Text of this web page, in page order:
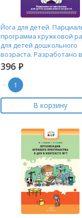
Йога для детей.
программа кружковой
для детей дошкольного
возраста. Разработано в
396 Р
-
В корзину